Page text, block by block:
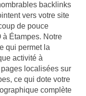
backlinks
vers votre site
de pouce
à Étampes. Notre
qui permet la
activité à
localisées sur
ce qui dote votre
complète